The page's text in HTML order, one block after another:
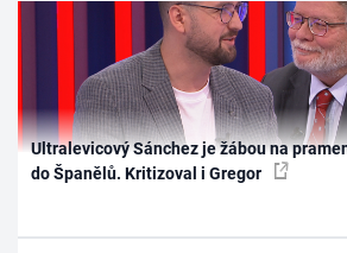
Ultralevicový Sánchez je žábou na
do Španělů. Kritizoval i Gregor